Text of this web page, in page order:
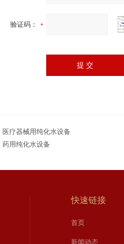
验证码：
医疗器械用纯化水设备
药用纯化水设备
快速链接
首页
新闻动态